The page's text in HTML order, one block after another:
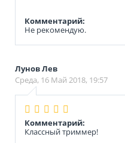
Комментарий:
Не рекомендую.
Лунов Лев
Среда, 16 Май 2018, 19:57
Комментарий:
Классный триммер!